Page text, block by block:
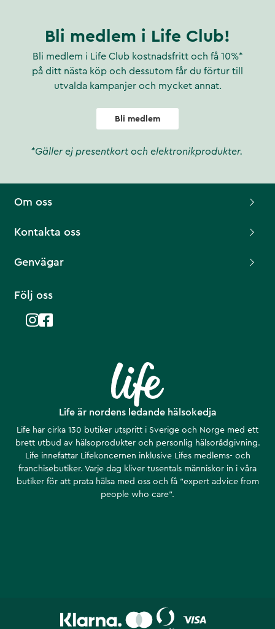
Bli medlem i Life Club!
Bli medlem i Life Club kostnadsfritt och få 10%*
på ditt nästa köp och dessutom får du förtur till
utvalda kampanjer och mycket annat.
Bli medlem
*Gäller ej presentkort och elektronikprodukter.
Life är nordens ledande hälsokedja
Life har cirka 130 butiker utspritt i Sverige och Norge med ett
brett utbud av hälsoprodukter och personlig hälsorådgivning.
Life innefattar Lifekoncernen inklusive Lifes medlems- och
franchisebutiker. Varje dag kliver tusentals människor in i våra
butiker för att prata hälsa med oss och få ”expert advice from
people who care”.
Om oss
Kontakta oss
Genvägar
Följ oss